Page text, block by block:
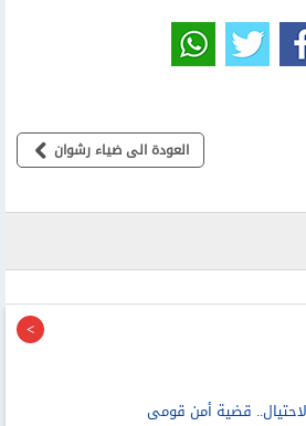
العودة الى ضياء رشوان
قضية أمن قومى